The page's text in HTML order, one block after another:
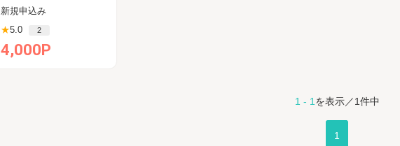
新規申込み
★5.0 2
4,000P
1 - 1 を表示／1件中
1